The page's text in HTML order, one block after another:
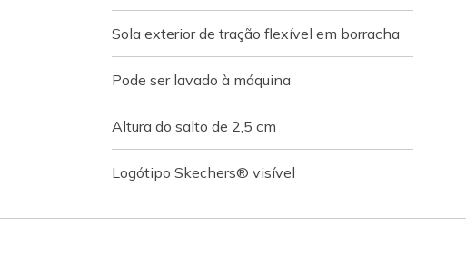
Sola exterior de tração flexível em borracha
Pode ser lavado à máquina
Altura do salto de 2,5 cm
Logótipo Skechers® visível